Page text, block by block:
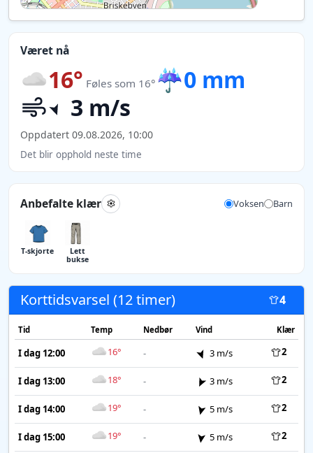
Været nå
16° Føles som 16° ☔0 mm
3 m/s
Oppdatert 09.08.2026, 10:00
Det blir opphold neste time
Anbefalte klær Voksen Barn
T-skjorte
Lett
bukse
Korttidsvarsel (12 timer) 4
Tid Temp Nedbør Vind Klær
I dag 12:00 16° - 3 m/s 2
I dag 13:00 18° - 3 m/s 2
I dag 14:00 19° - 5 m/s 2
I dag 15:00 19° - 5 m/s 2